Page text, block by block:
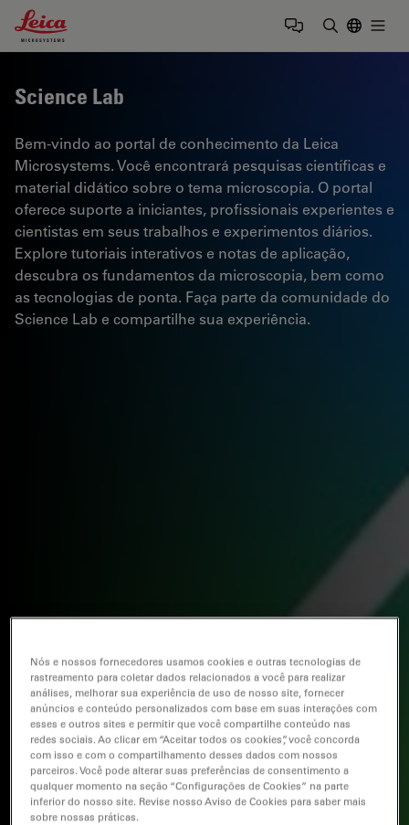
Leica Microsystems Logo
Science Lab
Bem-vindo ao portal de conhecimento da Leica
Microsystems. Você encontrará pesquisas científicas e
material didático sobre o tema microscopia. O portal
oferece suporte a iniciantes, profissionais experientes e
cientistas em seus trabalhos e experimentos diários.
Explore tutoriais interativos e notas de aplicação,
descubra os fundamentos da microscopia, bem como
as tecnologias de ponta. Faça parte da comunidade do
Science Lab e compartilhe sua experiência.
Nós e nossos fornecedores usamos cookies e outras tecnologias de
rastreamento para coletar dados relacionados a você para realizar
análises, melhorar sua experiência de uso de nosso site, fornecer
anúncios e conteúdo personalizados com base em suas interações com
esses e outros sites e permitir que você compartilhe conteúdo nas
redes sociais. Ao clicar em “Aceitar todos os cookies”, você concorda
com isso e com o compartilhamento desses dados com nossos
parceiros. Você pode alterar suas preferências de consentimento a
qualquer momento na seção “Configurações de Cookies” na parte
inferior do nosso site. Revise nosso Aviso de Cookies para saber mais
sobre nossas práticas.